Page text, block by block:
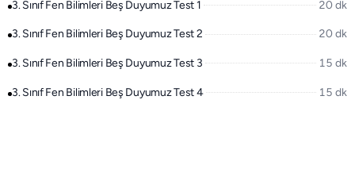
3. Sınıf Fen Bilimleri Beş Duyumuz Test 1 20 dk
3. Sınıf Fen Bilimleri Beş Duyumuz Test 2 20 dk
3. Sınıf Fen Bilimleri Beş Duyumuz Test 3 15 dk
3. Sınıf Fen Bilimleri Beş Duyumuz Test 4 15 dk